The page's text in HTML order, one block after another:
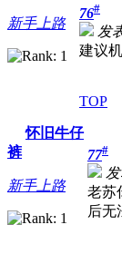
新手上路
76#
发
建议
TOP
怀旧牛仔
裤
新手上路
77#
老苏
后无